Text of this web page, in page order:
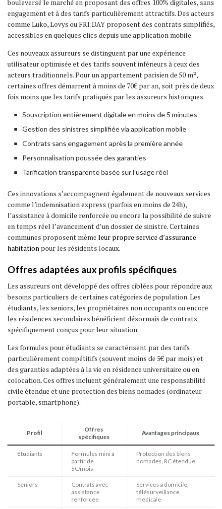
bouleversé le marché en proposant des offres 100% digitales, sans
engagement et à des tarifs particulièrement attractifs. Des acteurs
comme Luko, Lovys ou FRI:DAY proposent des contrats simplifiés,
accessibles en quelques clics depuis une application mobile.
Ces nouveaux assureurs se distinguent par une expérience
utilisateur optimisée et des tarifs souvent inférieurs à ceux des
acteurs traditionnels. Pour un appartement parisien de 50 m²,
certaines offres démarrent à moins de 70€ par an, soit près de deux
fois moins que les tarifs pratiqués par les assureurs historiques.
Souscription entièrement digitale en moins de 5 minutes
Gestion des sinistres simplifiée via application mobile
Contrats sans engagement après la première année
Personnalisation poussée des garanties
Tarification transparente basée sur l’usage réel
Ces innovations s’accompagnent également de nouveaux services
comme l’indemnisation express (parfois en moins de 24h),
l’assistance à domicile renforcée ou encore la possibilité de suivre
en temps réel l’avancement d’un dossier de sinistre. Certaines
communes proposent même leur propre service d’assurance
habitation pour les résidents locaux.
Offres adaptées aux profils spécifiques
Les assureurs ont développé des offres ciblées pour répondre aux
besoins particuliers de certaines catégories de population. Les
étudiants, les seniors, les propriétaires non occupants ou encore
les résidences secondaires bénéficient désormais de contrats
spécifiquement conçus pour leur situation.
Les formules pour étudiants se caractérisent par des tarifs
particulièrement compétitifs (souvent moins de 5€ par mois) et
des garanties adaptées à la vie en résidence universitaire ou en
colocation. Ces offres incluent généralement une responsabilité
civile étendue et une protection des biens nomades (ordinateur
portable, smartphone).
Profil
Offres
spécifiques
Avantages principaux
Étudiants
Formules mini à
partir de
5€/mois
Protection des biens
nomades, RC étendue
Seniors
Contrats avec
assistance
renforcée
Services à domicile,
télésurveillance
médicale